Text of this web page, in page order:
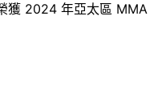
獲 2024 年亞太區 MMA